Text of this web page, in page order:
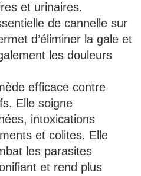
et urinaires.
de cannelle sur
d’éliminer la gale et
les douleurs
efficace contre
Elle soigne
intoxications
et colites. Elle
les parasites
et rend plus